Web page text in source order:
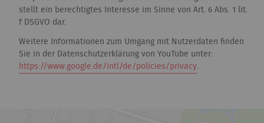
stellt ein berechtigtes Interesse im Sinne von Art. 6 Abs. 1 lit.
f DSGVO dar.
Weitere Informationen zum Umgang mit Nutzerdaten finden
Sie in der Datenschutzerklärung von YouTube unter:
https://www.google.de/intl/de/policies/privacy